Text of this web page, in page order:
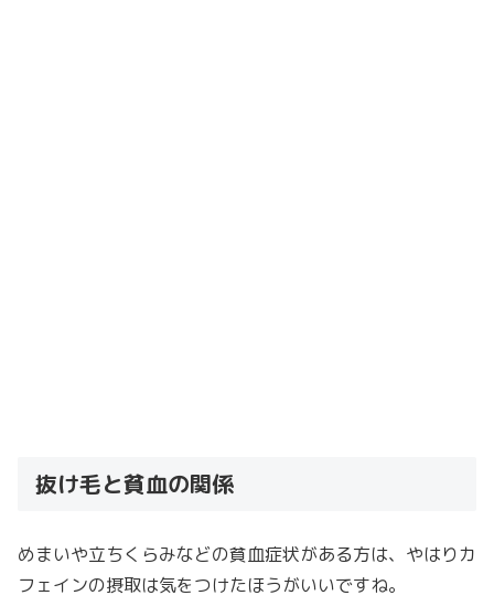
抜け毛と貧血の関係
めまいや立ちくらみなどの貧血症状がある方は、やはりカ
フェインの摂取は気をつけたほうがいいですね。